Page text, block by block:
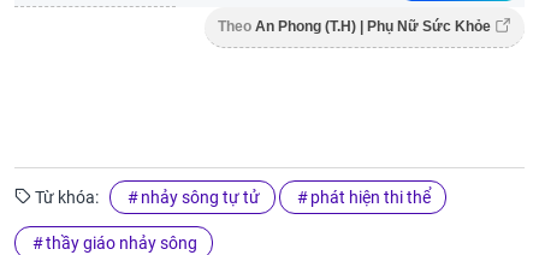
Theo An Phong (T.H) | Phụ Nữ Sức Khỏe
Từ khóa: nhảy sông tự tử phát hiện thi thể
thầy giáo nhảy sông